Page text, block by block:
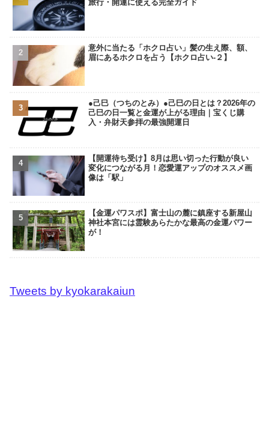
旅行・開運に使える完全ガイド
意外に当たる「ホクロ占い」髪の生え際、額、
眉にあるホクロを占う【ホクロ占い‐２】
●己巳（つちのとみ）●己巳の日とは？2026年の
己巳の日一覧と金運が上がる理由｜宝くじ購
入・弁財天参拝の最強開運日
【開運待ち受け】8月は思い切った行動が良い
変化につながる月！恋愛運アップのオススメ画
像は「駅」
【金運パワスポ】富士山の麓に鎮座する新屋山
神社本宮には霊験あらたかな最高の金運パワー
が！
Tweets by kyokarakaiun